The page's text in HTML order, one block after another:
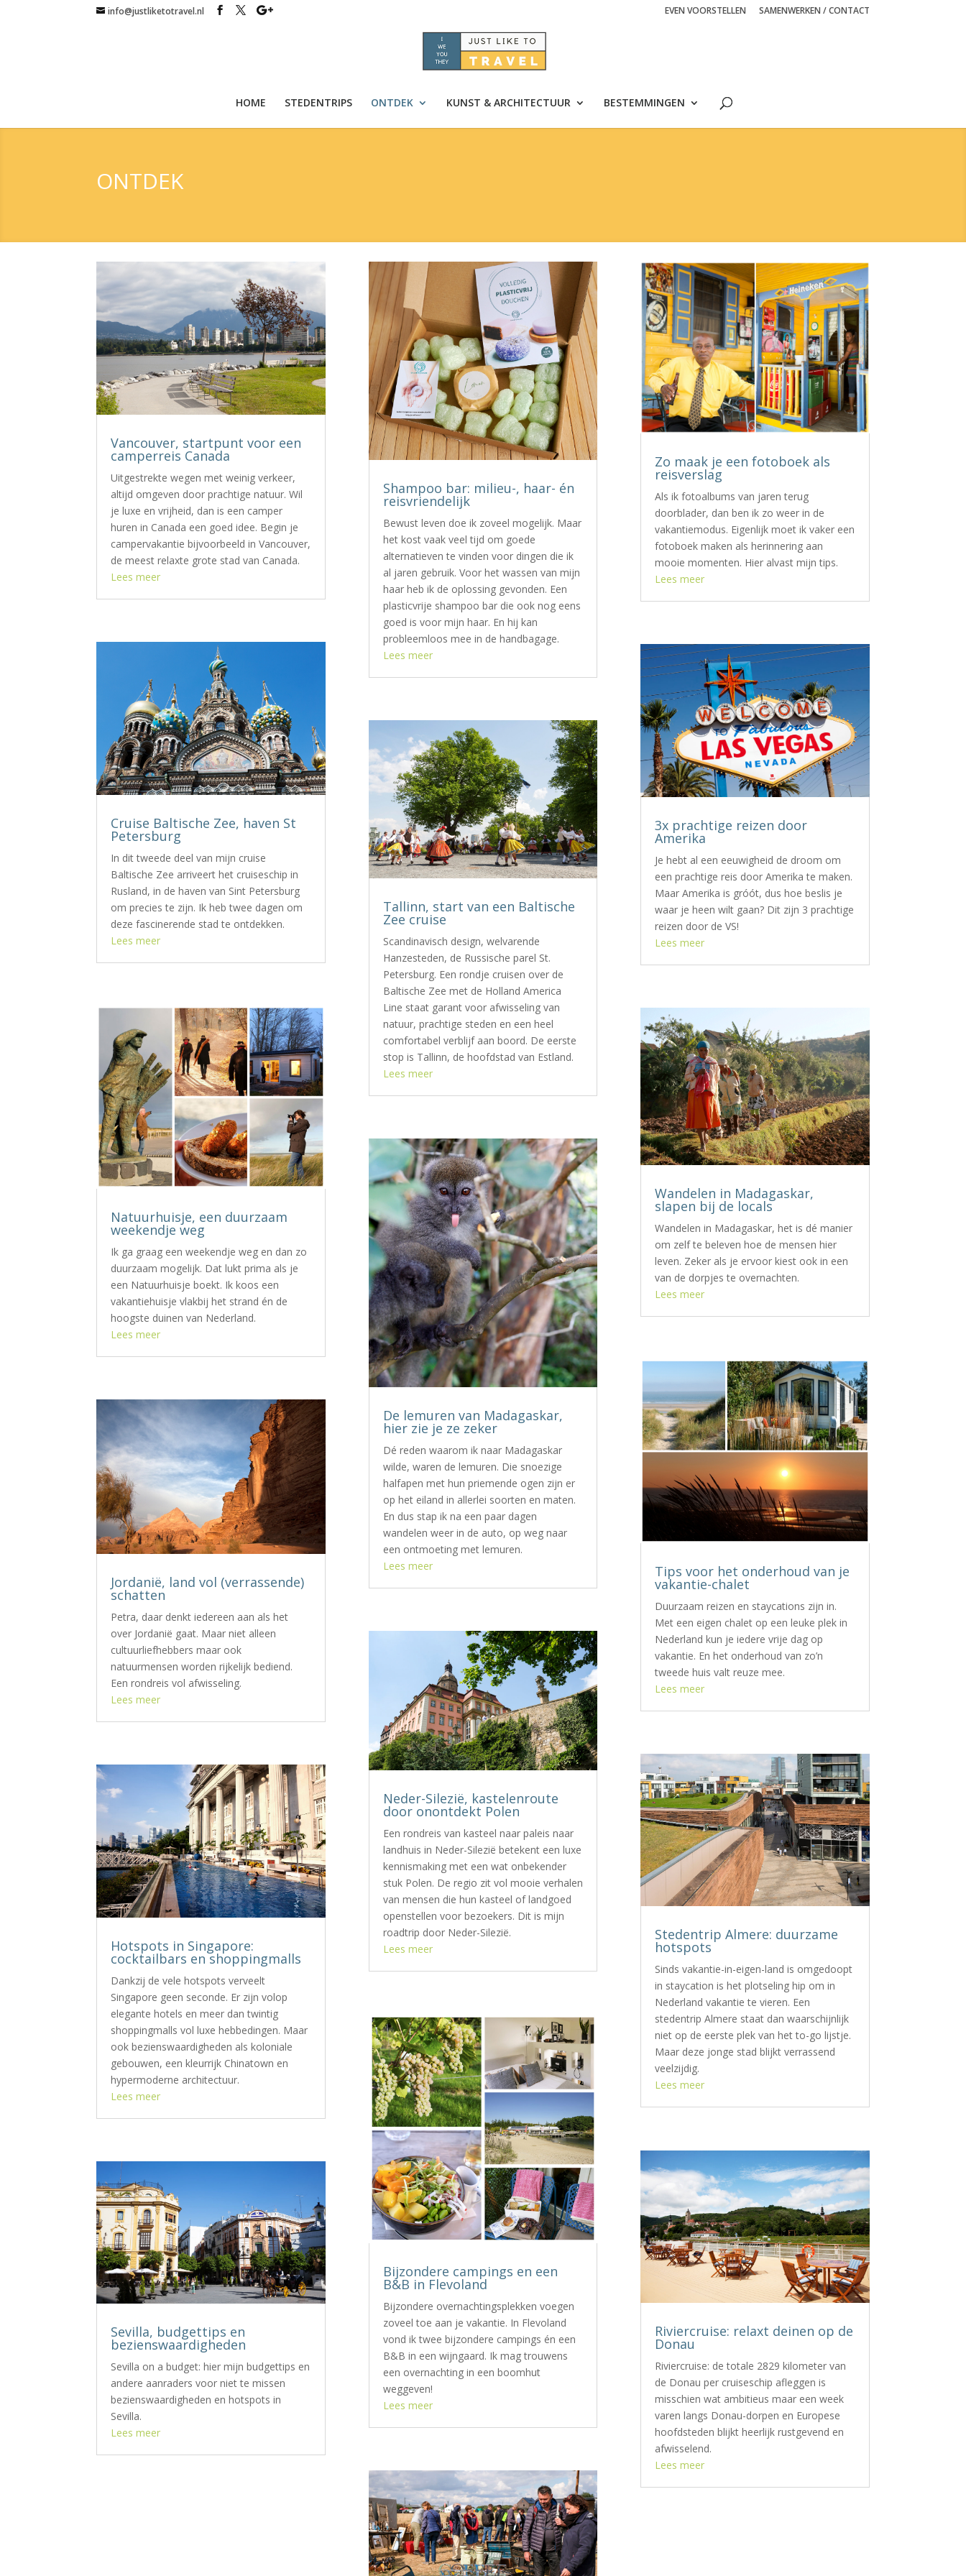
info@justliketotravel.nl EVEN VOORSTELLEN SAMENWERKEN / CONTACT
HOME STEDENTRIPS ONTDEK KUNST & ARCHITECTUUR BESTEMMINGEN
ONTDEK
Vancouver, startpunt voor een
camperreis Canada
Uitgestrekte wegen met weinig verkeer,
altijd omgeven door prachtige natuur. Wil
je luxe en vrijheid, dan is een camper
huren in Canada een goed idee. Begin je
campervakantie bijvoorbeeld in Vancouver,
de meest relaxte grote stad van Canada.
Lees meer
Cruise Baltische Zee, haven St
Petersburg
In dit tweede deel van mijn cruise
Baltische Zee arriveert het cruiseschip in
Rusland, in de haven van Sint Petersburg
om precies te zijn. Ik heb twee dagen om
deze fascinerende stad te ontdekken.
Lees meer
Natuurhuisje, een duurzaam
weekendje weg
Ik ga graag een weekendje weg en dan zo
duurzaam mogelijk. Dat lukt prima als je
een Natuurhuisje boekt. Ik koos een
vakantiehuisje vlakbij het strand én de
hoogste duinen van Nederland.
Lees meer
Jordanië, land vol (verrassende)
schatten
Petra, daar denkt iedereen aan als het
over Jordanië gaat. Maar niet alleen
cultuurliefhebbers maar ook
natuurmensen worden rijkelijk bediend.
Een rondreis vol afwisseling.
Lees meer
Hotspots in Singapore:
cocktailbars en shoppingmalls
Dankzij de vele hotspots verveelt
Singapore geen seconde. Er zijn volop
elegante hotels en meer dan twintig
shoppingmalls vol luxe hebbedingen. Maar
ook bezienswaardigheden als koloniale
gebouwen, een kleurrijk Chinatown en
hypermoderne architectuur.
Lees meer
Sevilla, budgettips en
bezienswaardigheden
Sevilla on a budget: hier mijn budgettips en
andere aanraders voor niet te missen
bezienswaardigheden en hotspots in
Sevilla.
Lees meer
Shampoo bar: milieu-, haar- én
reisvriendelijk
Bewust leven doe ik zoveel mogelijk. Maar
het kost vaak veel tijd om goede
alternatieven te vinden voor dingen die ik
al jaren gebruik. Voor het wassen van mijn
haar heb ik de oplossing gevonden. Een
plasticvrije shampoo bar die ook nog eens
goed is voor mijn haar. En hij kan
probleemloos mee in de handbagage.
Lees meer
Tallinn, start van een Baltische
Zee cruise
Scandinavisch design, welvarende
Hanzesteden, de Russische parel St.
Petersburg. Een rondje cruisen over de
Baltische Zee met de Holland America
Line staat garant voor afwisseling van
natuur, prachtige steden en een heel
comfortabel verblijf aan boord. De eerste
stop is Tallinn, de hoofdstad van Estland.
Lees meer
De lemuren van Madagaskar,
hier zie je ze zeker
Dé reden waarom ik naar Madagaskar
wilde, waren de lemuren. Die snoezige
halfapen met hun priemende ogen zijn er
op het eiland in allerlei soorten en maten.
En dus stap ik na een paar dagen
wandelen weer in de auto, op weg naar
een ontmoeting met lemuren.
Lees meer
Neder-Silezië, kastelenroute
door onontdekt Polen
Een rondreis van kasteel naar paleis naar
landhuis in Neder-Silezië betekent een luxe
kennismaking met een wat onbekender
stuk Polen. De regio zit vol mooie verhalen
van mensen die hun kasteel of landgoed
openstellen voor bezoekers. Dit is mijn
roadtrip door Neder-Silezië.
Lees meer
Bijzondere campings en een
B&B in Flevoland
Bijzondere overnachtingsplekken voegen
zoveel toe aan je vakantie. In Flevoland
vond ik twee bijzondere campings én een
B&B in een wijngaard. Ik mag trouwens
een overnachting in een boomhut
weggeven!
Lees meer
Zo maak je een fotoboek als
reisverslag
Als ik fotoalbums van jaren terug
doorblader, dan ben ik zo weer in de
vakantiemodus. Eigenlijk moet ik vaker een
fotoboek maken als herinnering aan
mooie momenten. Hier alvast mijn tips.
Lees meer
3x prachtige reizen door
Amerika
Je hebt al een eeuwigheid de droom om
een prachtige reis door Amerika te maken.
Maar Amerika is gróót, dus hoe beslis je
waar je heen wilt gaan? Dit zijn 3 prachtige
reizen door de VS!
Lees meer
Wandelen in Madagaskar,
slapen bij de locals
Wandelen in Madagaskar, het is dé manier
om zelf te beleven hoe de mensen hier
leven. Zeker als je ervoor kiest ook in een
van de dorpjes te overnachten.
Lees meer
Tips voor het onderhoud van je
vakantie-chalet
Duurzaam reizen en staycations zijn in.
Met een eigen chalet op een leuke plek in
Nederland kun je iedere vrije dag op
vakantie. En het onderhoud van zo’n
tweede huis valt reuze mee.
Lees meer
Stedentrip Almere: duurzame
hotspots
Sinds vakantie-in-eigen-land is omgedoopt
in staycation is het plotseling hip om in
Nederland vakantie te vieren. Een
stedentrip Almere staat dan waarschijnlijk
niet op de eerste plek van het to-go lijstje.
Maar deze jonge stad blijkt verrassend
veelzijdig.
Lees meer
Riviercruise: relaxt deinen op de
Donau
Riviercruise: de totale 2829 kilometer van
de Donau per cruiseschip afleggen is
misschien wat ambitieus maar een week
varen langs Donau-dorpen en Europese
hoofdsteden blijkt heerlijk rustgevend en
afwisselend.
Lees meer